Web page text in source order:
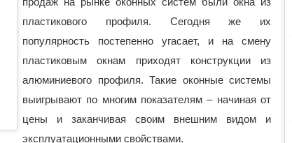
пластикового профиля. Сегодня же их
популярность постепенно угасает, и на смену
пластиковым окнам приходят конструкции из
алюминиевого профиля. Такие оконные системы
выигрывают по многим показателям– начиная от
цены и заканчивая своим внешним видом и
эксплуатационными свойствами.